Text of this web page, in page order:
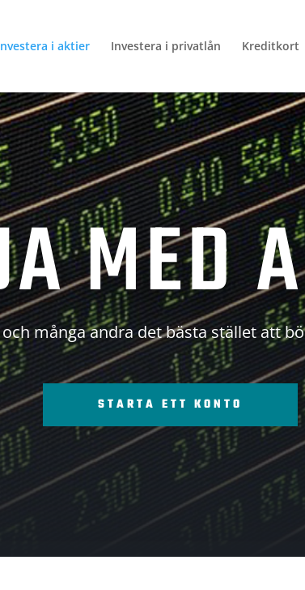
i aktier Investera i privatlån Kreditkort
MED
många andra det bästa stället att
STARTA ETT KONTO